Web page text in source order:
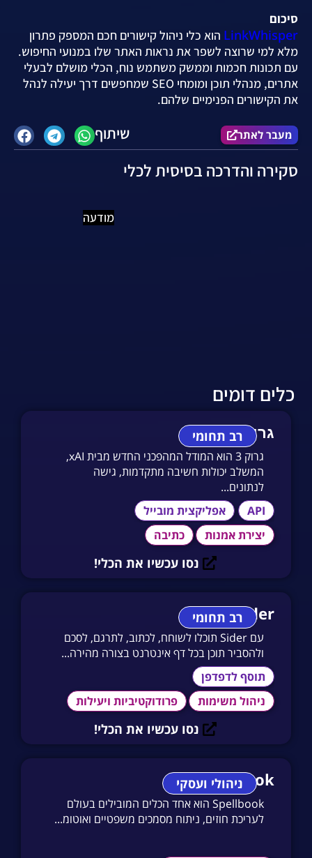
סיכום
LinkWhisper הוא כלי ניהול קישורים חכם המספק פתרון
מלא למי שרוצה לשפר את נראות האתר שלו במנועי החיפוש.
עם תכונות חכמות וממשק משתמש נוח, הכלי מושלם לבעלי
אתרים, מנהלי תוכן ומומחי SEO שמחפשים דרך יעילה לנהל
את הקישורים הפנימיים שלהם.
מעבר לאתר שיתוף
סקירה והדרכה בסיסית לכלי
מודעה
כלים דומים
רב תחומיגרוק 3
גרוק 3 הוא המודל המהפכני החדש מבית xAI,
המשלב יכולות חשיבה מתקדמות, גישה
לנתונים...
API
אפליקצית מובייל
יצירת אמנות
כתיבה
נסו עכשיו את הכלי!
רב תחומיSider
עם Sider תוכלו לשוחח, לכתוב, לתרגם, לסכם
ולהסביר תוכן בכל דף אינטרנט בצורה מהירה...
תוסף לדפדפן
ניהול משימות
פרודוקטיביות ויעילות
נסו עכשיו את הכלי!
ניהולי ועסקי
Spellbook
Spellbook הוא אחד הכלים המובילים בעולם
לעריכת חוזים, ניתוח מסמכים משפטיים ואוטומ...